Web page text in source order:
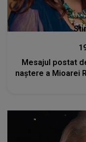
Mesajul postat
naștere a Mioarei